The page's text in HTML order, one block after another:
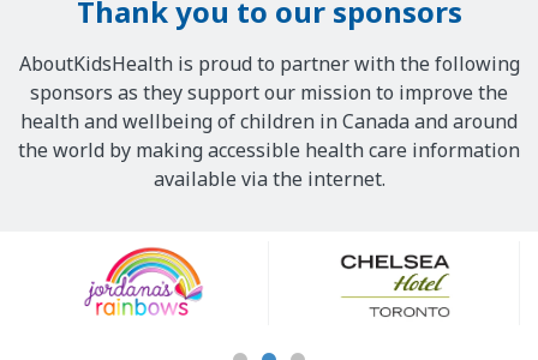
Thank you to our sponsors
AboutKidsHealth is proud to partner with the following
sponsors as they support our mission to improve the
health and wellbeing of children in Canada and around
the world by making accessible health care information
available via the internet.
Sponsors